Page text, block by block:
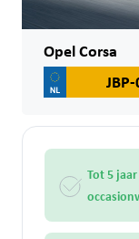
Opel Corsa
Tot 5